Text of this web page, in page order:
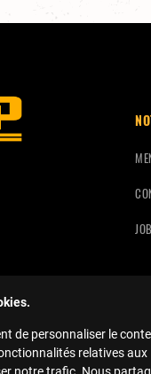
JOB
de personnaliser le
relatives aux